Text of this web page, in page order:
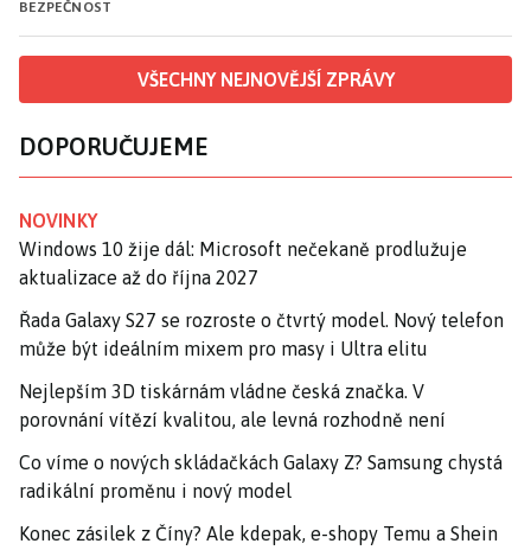
BEZPEČNOST
VŠECHNY NEJNOVĚJŠÍ ZPRÁVY
DOPORUČUJEME
NOVINKY
Windows 10 žije dál: Microsoft nečekaně prodlužuje
aktualizace až do října 2027
Řada Galaxy S27 se rozroste o čtvrtý model. Nový telefon
může být ideálním mixem pro masy i Ultra elitu
Nejlepším 3D tiskárnám vládne česká značka. V
porovnání vítězí kvalitou, ale levná rozhodně není
Co víme o nových skládačkách Galaxy Z? Samsung chystá
radikální proměnu i nový model
Konec zásilek z Číny? Ale kdepak, e-shopy Temu a Shein